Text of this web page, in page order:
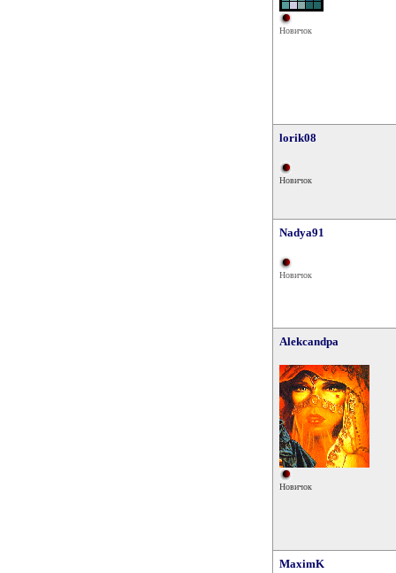
Новичок
lorik08
Новичок
Nadya91
Новичок
Alekcandpa
Новичок
MaximK